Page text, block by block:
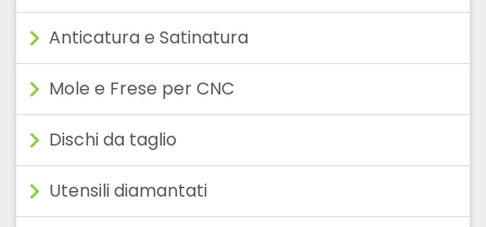
Anticatura e Satinatura
Mole e Frese per CNC
Dischi da taglio
Utensili diamantati